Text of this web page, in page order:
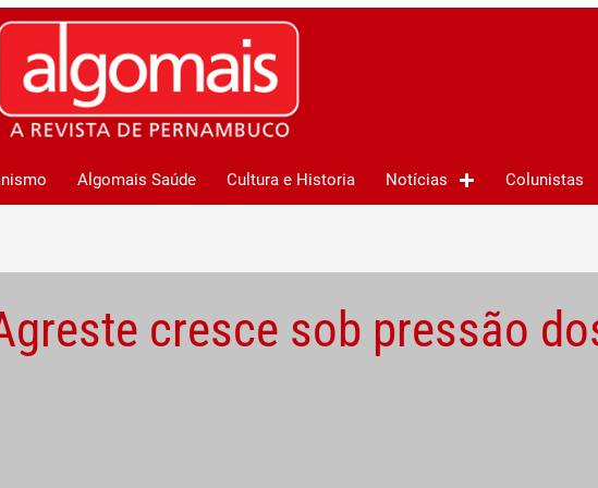
Algomais Saúde Cultura e Historia Notícias Colunistas
cresce sob pressão